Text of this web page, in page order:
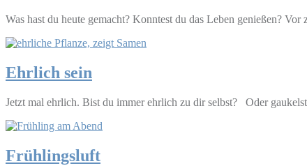
Was hast du heute gemacht? Konntest du das Leben genießen?
Ehrlich sein
Jetzt mal ehrlich. Bist du immer ehrlich zu dir selbst? Oder
Frühlingsluft